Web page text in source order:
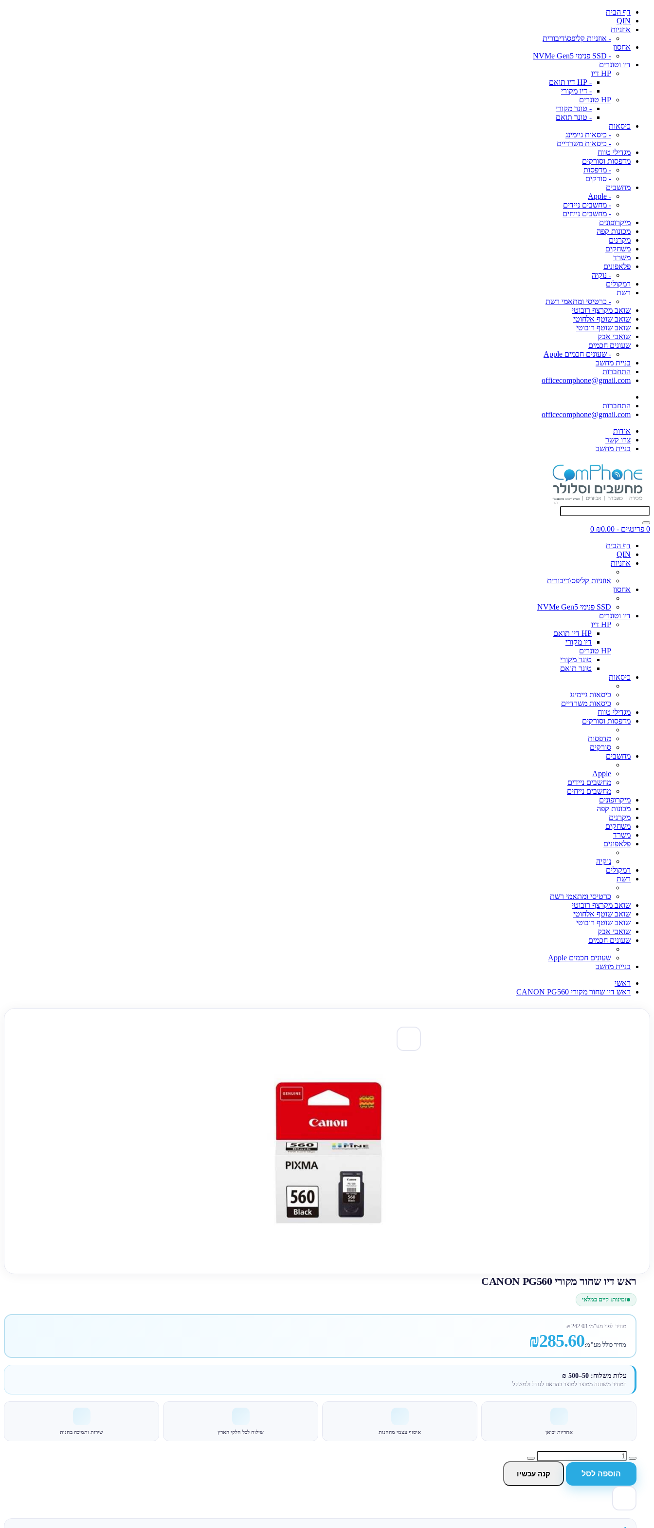
דף הבית
QIN
אוזניות
- אוזניות קליפס\דיבורית
אחסון
- SSD פנימי NVMe Gen5
דיו וטונרים
HP דיו
- HP דיו תואם
- דיו מקורי
HP טונרים
- טונר מקורי
- טונר תואם
כיסאות
- כיסאות גיימינג
- כיסאות משרדיים
מגדילי טווח
מדפסות וסורקים
- מדפסות
- סורקים
מחשבים
- Apple
- מחשבים ניידים
- מחשבים נייחים
מיקרופונים
מכונות קפה
מקרנים
משחקים
משרד
פלאפונים
- נוקיה
רמקולים
רשת
- כרטיסי ומתאמי רשת
שואב מקרצף רובוטי
שואב שוטף אלחוטי
שואב שוטף רובוטי
שואבי אבק
שעונים חכמים
- שעונים חכמים Apple
בניית מחשב
התחברות
officecomphone@gmail.com
התחברות
officecomphone@gmail.com
אודות
צרו קשר
בניית מחשב
0 פריט\ים - ₪0.00
0
דף הבית
QIN
אוזניות
אוזניות קליפס\דיבורית
אחסון
SSD פנימי NVMe Gen5
דיו וטונרים
HP דיו
HP דיו תואם
דיו מקורי
HP טונרים
טונר מקורי
טונר תואם
כיסאות
כיסאות גיימינג
כיסאות משרדיים
מגדילי טווח
מדפסות וסורקים
מדפסות
סורקים
מחשבים
Apple
מחשבים ניידים
מחשבים נייחים
מיקרופונים
מכונות קפה
מקרנים
משחקים
משרד
פלאפונים
נוקיה
רמקולים
רשת
כרטיסי ומתאמי רשת
שואב מקרצף רובוטי
שואב שוטף אלחוטי
שואב שוטף רובוטי
שואבי אבק
שעונים חכמים
שעונים חכמים Apple
בניית מחשב
ראשי
ראש דיו שחור מקורי CANON PG560
ראש דיו שחור מקורי CANON PG560
זמינות: קיים במלאי
מחיר לפני מע"מ:242.03
₪
מחיר כולל מע"מ:₪285.60
עלות משלוח: 50–500 ₪
המחיר משתנה ממוצר למוצר בהתאם לגודל ולמשקל
אחריות יבואן איסוף עצמי מהחנות שילוח לכל חלקי הארץ שירות ותמיכה בחנות
הוספה לסל קנה עכשיו